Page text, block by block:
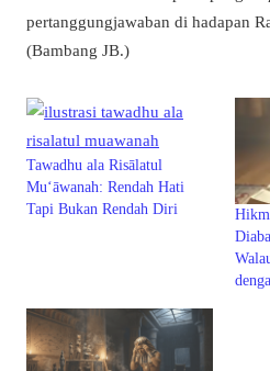
pertanggungjawaban di hadapan
(Bambang JB.)
Tawadhu ala Risālatul
Mu‘āwanah: Rendah Hati
Tapi Bukan Rendah Diri